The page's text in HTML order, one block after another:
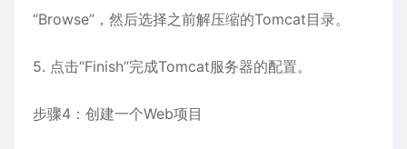
“Browse”，然后选择之前解压缩的Tomcat目录。
5. 点击“Finish”完成Tomcat服务器的配置。
步骤4：创建一个Web项目